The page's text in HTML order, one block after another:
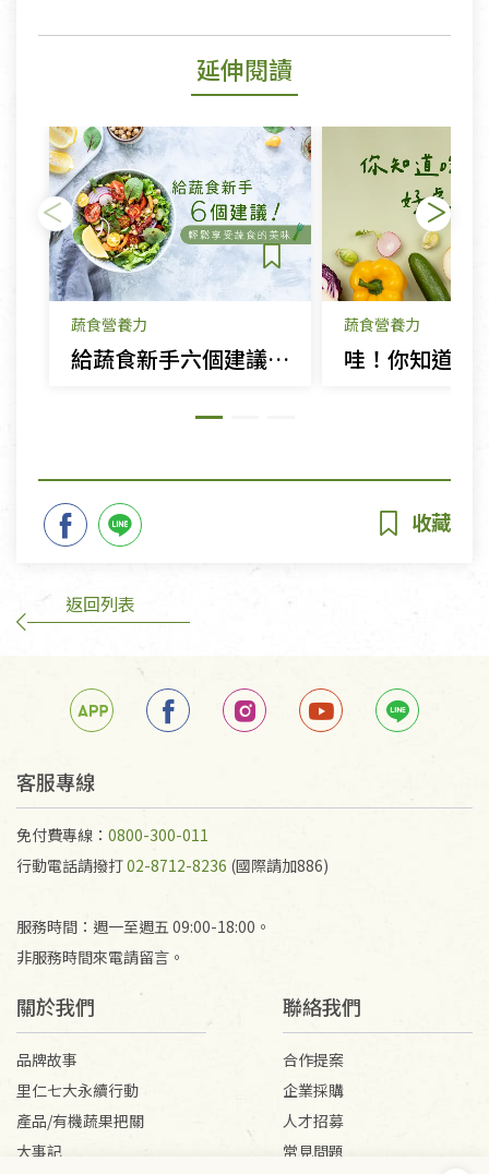
延伸閱讀
蔬食營養力
給蔬食新手六個建議，輕鬆享受蔬食的美味
蔬食營養力
返回列表
客服專線
免付費專線： 0800-300-011
行動電話請撥打02-8712-8236 (國際請加886)
服務時間：週一至週五 09:00-18:00。
非服務時間來電請留言。
關於我們
品牌故事
里仁七大永續行動
產品/有機蔬果把關
大事記
聯絡我們
合作提案
企業採購
人才招募
常見問題